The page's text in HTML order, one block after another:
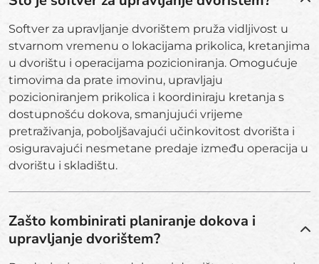
Softver za upravljanje dvorištem pruža vidljivost u
stvarnom vremenu o lokacijama prikolica, kretanjima
u dvorištu i operacijama pozicioniranja. Omogućuje
timovima da prate imovinu, upravljaju
pozicioniranjem prikolica i koordiniraju kretanja s
dostupnošću dokova, smanjujući vrijeme
pretraživanja, poboljšavajući učinkovitost dvorišta i
osiguravajući nesmetane predaje između operacija u
dvorištu i skladištu.
Zašto kombinirati planiranje dokova i
upravljanje dvorištem?